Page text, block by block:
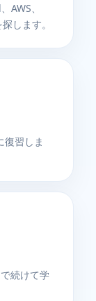
、
します。
復習しま
続けて学